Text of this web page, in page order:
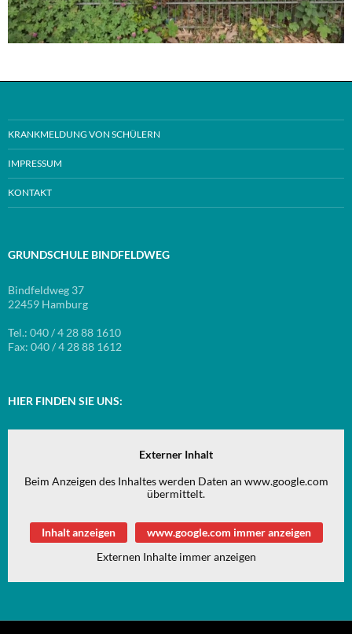
KRANKMELDUNG VON SCHÜLERN
IMPRESSUM
KONTAKT
GRUNDSCHULE BINDFELDWEG
Bindfeldweg 37
22459 Hamburg
Tel.: 040 / 4 28 88 1610
Fax: 040 / 4 28 88 1612
HIER FINDEN SIE UNS:
Externer Inhalt
Beim Anzeigen des Inhaltes werden Daten an www.google.com
übermittelt.
Inhalt anzeigen
www.google.com immer anzeigen
Externen Inhalte immer anzeigen